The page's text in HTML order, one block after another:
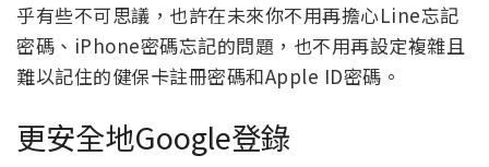
乎有些不可思議，也許在未來你不用再擔心Line忘記
密碼、iPhone密碼忘記的問題，也不用再設定複雜且
難以記住的健保卡註冊密碼和Apple ID密碼。
更安全地Google登錄